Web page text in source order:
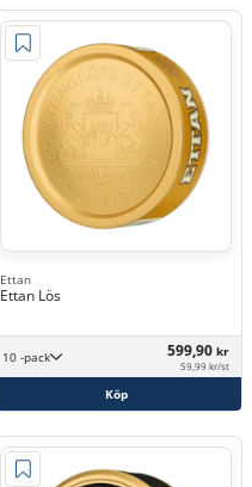
Ettan
Ettan Lös
10 -pack 599,90 kr
59,99 kr/st
Köp